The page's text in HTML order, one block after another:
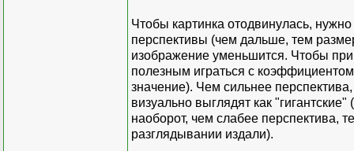
public void
{
}
}
previousPoint
}
}
}
// Движения мыши
protected override void
Чтобы картинка отодвинулась, нужно
перспективы (чем дальше, тем
изображение уменьшится. Чтобы
полезным играться с
значение). Чем сильнее
визуально выглядят как
наоборот, чем слабее перспектива,
разглядывании издали).